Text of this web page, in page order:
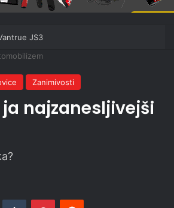
JS3
Zanimivosti
ja najzanesljivejši
Tumblr PinterestReddit